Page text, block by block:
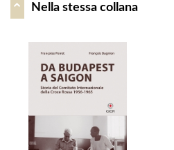
Nella stessa collana